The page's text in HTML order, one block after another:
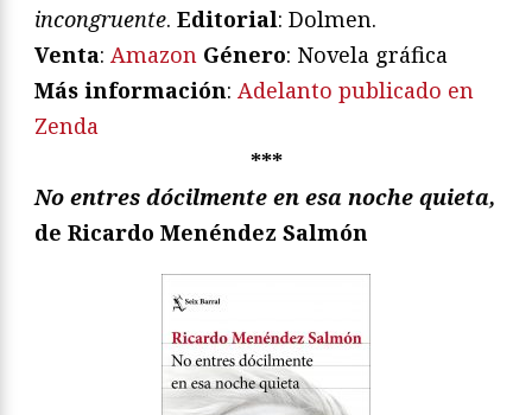
incongruente. Editorial: Dolmen.
Venta: Amazon Género: Novela gráfica
Más información: Adelanto publicado en
Zenda
***
No entres dócilmente en esa noche quieta,
de Ricardo Menéndez Salmón